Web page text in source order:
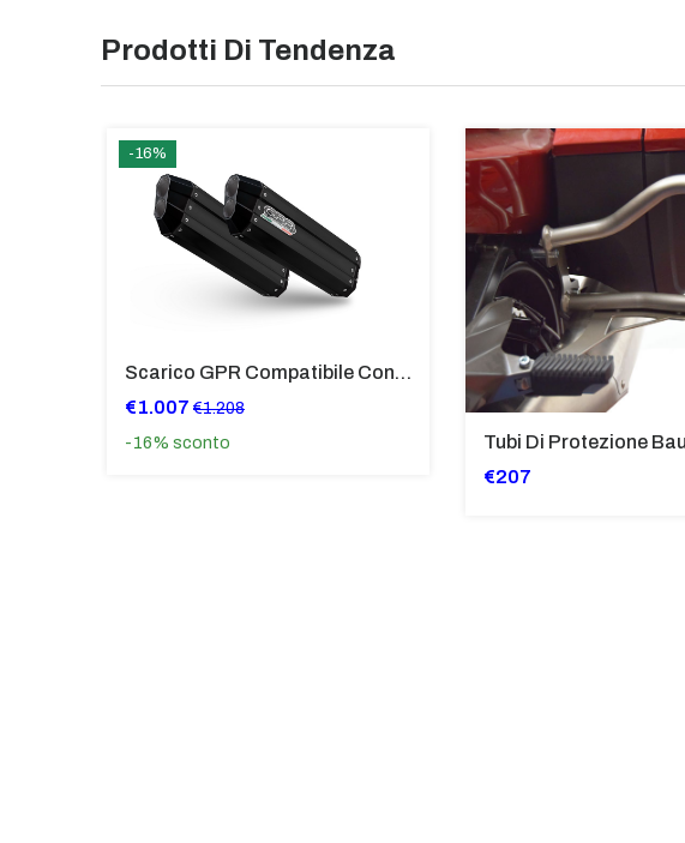
Prodotti Di Tendenza
-16%
Scarico GPR Compatibile Con Bmw K 1600 Gt 2017-2021 - Hyper Sonic Black Titanium
€1.007 €1.208
-16% sconto
€207